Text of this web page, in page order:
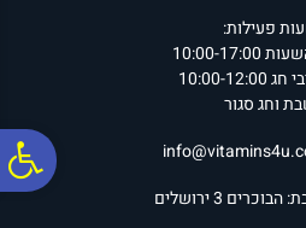
פעילות:
17:00
12:00
וחג סגור
הבוכרים 3 ירושלים